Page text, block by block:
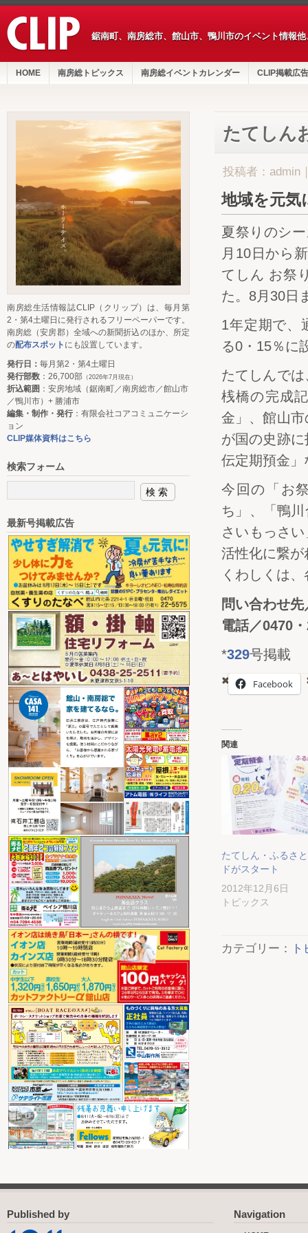
鋸南町、南房総市、館山市、鴨川市のイベント情報
HOME 南房総トピックス 南房総イベントカレンダー CLIP掲載広告
たてしん
投稿者：admin
地域を元気
夏祭りのシ
月10日から
てしん お祭
た。8月30日
1年定期で、
る0・15％に
たてしんで
桟橋の完成
金」、館山
が国の史跡
伝定期預金
今回の「お
ち」、「鴨
さいもっさ
活性化に繋
くわしくは
問い合わせ
電話／0470
*329号掲載
Facebook
関連
たてしん・ふるさ
ドがスタート
2012年12月6日
トピックス
カテゴリー：
南房総生活情報誌CLIP（クリップ）は、毎月第
2・第4土曜日に発行されるフリーペーパーです。
南房総（安房郡）全域への新聞折込のほか、所定
の配布スポット にも設置しています。
発行日： 毎月第2・第4土曜日
発行部数 ：26,700部 （2026年7月現在）
折込範囲 ：安房地域（鋸南町／南房総市／館山市
／鴨川市）+ 勝浦市
編集・制作・発行：有限会社コアコミュニケーシ
ョン
CLIP媒体資料はこちら
検索フォーム
最新号掲載広告
Published by Navigation